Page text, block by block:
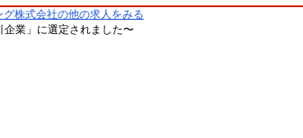
株式会社の他の求人をみる
業」に選定されました〜